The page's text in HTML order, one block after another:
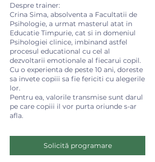
Despre trainer:
Crina Sima, absolventa a Facultatii de
Psihologie, a urmat masterul atat in
Educatie Timpurie, cat si in domeniul
Psihologiei clinice, imbinand astfel
procesul educational cu cel al
dezvoltarii emotionale al fiecarui copil.
Cu o experienta de peste 10 ani, doreste
sa invete copiii sa fie fericiti cu alegerile
lor.
Pentru ea, valorile transmise sunt darul
pe care copiii il vor purta oriunde s-ar
afla.
Solicită programare